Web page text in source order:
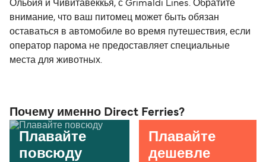
Ольбия и Чивитавеккья, с Grimaldi Lines. Обратите
внимание, что ваш питомец может быть обязан
оставаться в автомобиле во время путешествия, если
оператор парома не предоставляет специальные
места для животных.
Почему именно Direct Ferries?
Плавайте
повсюду
Плавайте
дешевле